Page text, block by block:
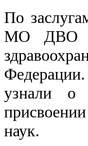
По
МО ДВО
узнали о
наук.